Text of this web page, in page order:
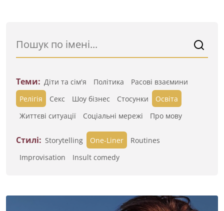
Теми: Діти та сім'я Політика
Расові взаємини
Релігія
Секс Шоу бізнес Стосунки
Освіта
Життєві ситуації
Cоціальні мережі Про мову
Стилі: Storytelling One-Liner
Routines
Improvisation
Insult comedy